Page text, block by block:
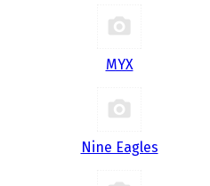
MYX
Nine Eagles